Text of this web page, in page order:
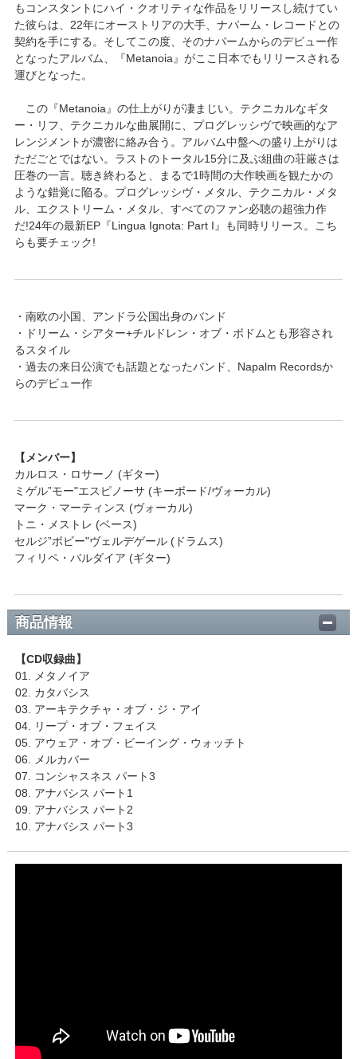
もコンスタントにハイ・クオリティな作品をリリースし続けてい
た彼らは、22年にオーストリアの大手、ナパーム・レコードとの
契約を手にする。そしてこの度、そのナパームからのデビュー作
となったアルバム、『Metanoia』がここ日本でもリリースされる
運びとなった。
この『Metanoia』の仕上がりが凄まじい。テクニカルなギタ
ー・リフ、テクニカルな曲展開に、プログレッシヴで映画的なア
レンジメントが濃密に絡み合う。アルバム中盤への盛り上がりは
ただごとではない。ラストのトータル15分に及ぶ組曲の荘厳さは
圧巻の一言。聴き終わると、まるで1時間の大作映画を観たかの
ような錯覚に陥る。プログレッシヴ・メタル、テクニカル・メタ
ル、エクストリーム・メタル、すべてのファン必聴の超強力作
だ!24年の最新EP『Lingua Ignota: Part I』も同時リリース。こち
らも要チェック!
・南欧の小国、アンドラ公国出身のバンド
・ドリーム・シアター+チルドレン・オブ・ボドムとも形容され
るスタイル
・過去の来日公演でも話題となったバンド、Napalm Recordsか
らのデビュー作
【メンバー】
カルロス・ロサーノ (ギター)
ミゲル”モー"エスピノーサ (キーボード/ヴォーカル)
マーク・マーティンス (ヴォーカル)
トニ・メストレ (ベース)
セルジ”ボビー"ヴェルデゲール (ドラムス)
フィリペ・バルダイア (ギター)
商品情報
【CD収録曲】
01. メタノイア
02. カタバシス
03. アーキテクチャ・オブ・ジ・アイ
04. リープ・オブ・フェイス
05. アウェア・オブ・ビーイング・ウォッチト
06. メルカバー
07. コンシャスネス パート3
08. アナバシス パート1
09. アナバシス パート2
10. アナバシス パート3